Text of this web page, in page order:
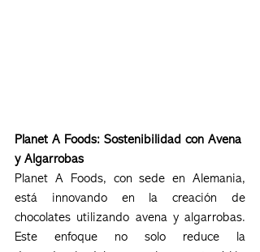
Planet A Foods: Sostenibilidad con Avena
y Algarrobas
Planet A Foods, con sede en Alemania,
está innovando en la creación de
chocolates utilizando avena y algarrobas.
Este enfoque no solo reduce la